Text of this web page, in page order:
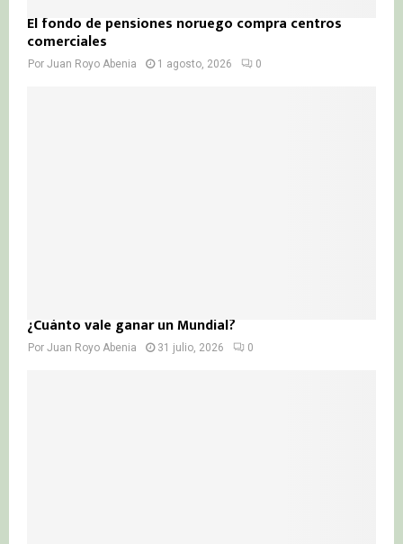
El fondo de pensiones noruego compra centros
comerciales
Por Juan Royo Abenia 1 agosto, 2026 0
¿Cuánto vale ganar un Mundial?
Por Juan Royo Abenia 31 julio, 2026 0